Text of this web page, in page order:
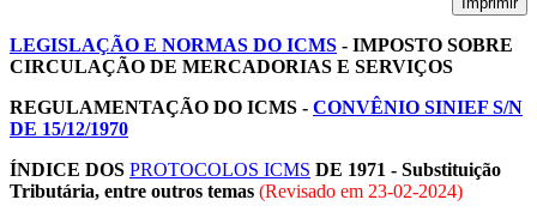
LEGISLAÇÃO E NORMAS DO ICMS - IMPOSTO SOBRE
CIRCULAÇÃO DE MERCADORIAS E SERVIÇOS
REGULAMENTAÇÃO DO ICMS - CONVÊNIO SINIEF S/N
DE 15/12/1970
ÍNDICE DOS PROTOCOLOS ICMS DE 1971 - Substituição
Tributária, entre outros temas (Revisado em 23-02-2024)